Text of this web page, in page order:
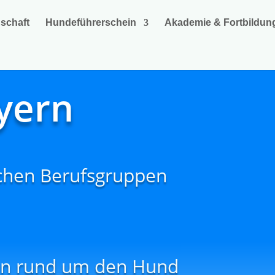
Hundeführerschein Akademie &
Berufsgruppen
rund um den Hund